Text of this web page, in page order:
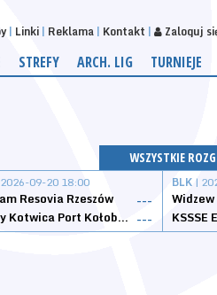
Linki Reklama Kontakt Zaloguj
STREFY ARCH. LIG TURNIEJE
WSZYSTKIE
09-20 18:00
Resovia Rzeszów
---
Datzzy Kotwica Port Kołobrzeg ---
BLK |
Widzew